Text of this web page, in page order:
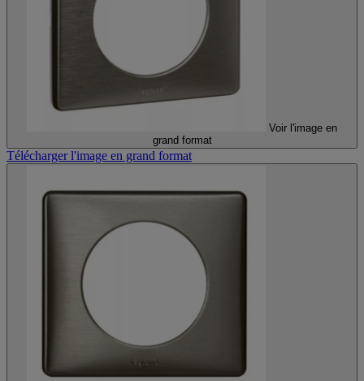
Voir l'image en
grand format
Télécharger l'image en grand format